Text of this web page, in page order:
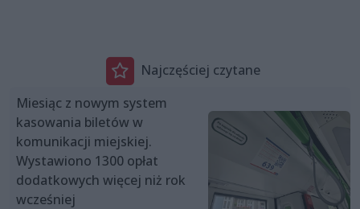
Najczęściej czytane
Miesiąc z nowym system
kasowania biletów w
komunikacji miejskiej.
Wystawiono 1300 opłat
dodatkowych więcej niż rok
wcześniej